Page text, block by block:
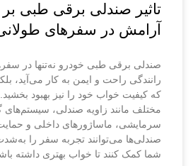
تاثیر صندلی برقی طبی
آرامش در سفرهای
صندلی برقی طبی خودرو نه‌تنها در
رانندگی راحت و ایمن به کار می‌آید،
که کیفیت خواب خود را نیز بهبود
مختلف مانند زاویه صندلی،
سرمایشی، ماساژورهای داخلی و
صندلی‌ها می‌توانند تجربه سفر را
شما کمک کنند تا خواب بهتری داشته